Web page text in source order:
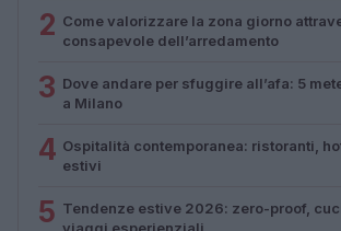
2 Come valorizzare la zona giorno
consapevole dell’arredamento
3 Dove andare per sfuggire all’afa: 5
a Milano
4 Ospitalità contemporanea: ristoranti,
estivi
5 Tendenze estive 2026: zero-proof,
viaggi esperienziali